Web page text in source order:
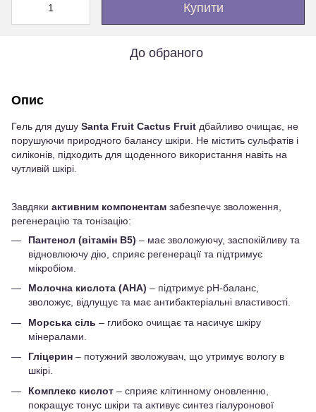
Купити
До обраного
Опис
Гель для душу Santa Fruit Cactus Fruit дбайливо очищає, не
порушуючи природного балансу шкіри. Не містить сульфатів і
силіконів, підходить для щоденного використання навіть на
чутливій шкірі.
Завдяки активним компонентам забезпечує зволоження,
регенерацію та тонізацію:
Пантенол (вітамін B5) – має зволожуючу, заспокійливу та
відновлюючу дію, сприяє регенерації та підтримує
мікробіом.
Молочна кислота (AHA) – підтримує pH-баланс,
зволожує, відлущує та має антибактеріальні властивості.
Морська сіль – глибоко очищає та насичує шкіру
мінералами.
Гліцерин – потужний зволожувач, що утримує вологу в
шкірі.
Комплекс кислот – сприяє клітинному оновленню,
покращує тонус шкіри та активує синтез гіалуронової